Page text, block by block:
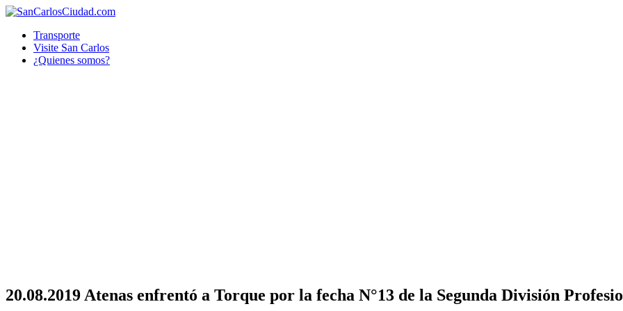
Transporte
Visite San Carlos
¿Quienes somos?
20.08.2019 Atenas enfrentó a Torque por la fecha N°13 de la Segunda División